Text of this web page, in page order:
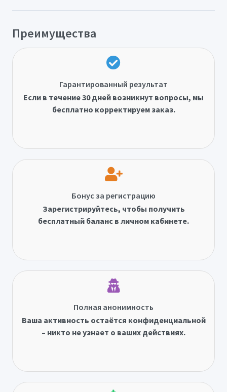
Преимущества
Гарантированный результат
Если в течение 30 дней возникнут вопросы, мы
бесплатно корректируем заказ.
Бонус за регистрацию
Зарегистрируйтесь, чтобы получить
бесплатный баланс в личном кабинете.
Полная анонимность
Ваша активность остаётся конфиденциальной
– никто не узнает о ваших действиях.